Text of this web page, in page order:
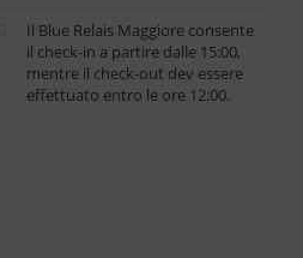
Il Blue Relais Maggiore consente
il check-in a partire dalle 15:00,
mentre il check-out dev essere
effettuato entro le ore 12:00.